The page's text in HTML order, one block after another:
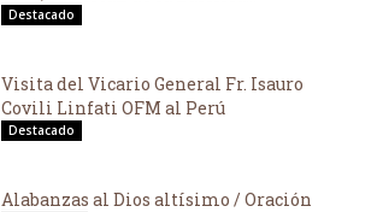
Destacado
Visita del Vicario General Fr. Isauro
Covili Linfati OFM al Perú
Destacado
Alabanzas al Dios altísimo / Oración